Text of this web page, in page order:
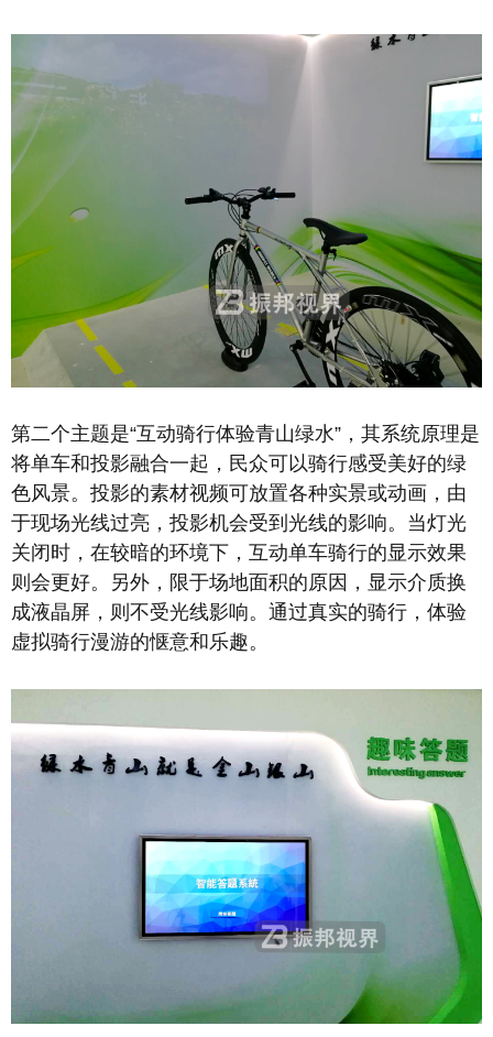
第二个主题是“互动骑行体验青山绿水”，其系统原理是
将单车和投影融合一起，民众可以骑行感受美好的绿
色风景。投影的素材视频可放置各种实景或动画，由
于现场光线过亮，投影机会受到光线的影响。当灯光
关闭时，在较暗的环境下，互动单车骑行的显示效果
则会更好。另外，限于场地面积的原因，显示介质换
成液晶屏，则不受光线影响。通过真实的骑行，体验
虚拟骑行漫游的惬意和乐趣。